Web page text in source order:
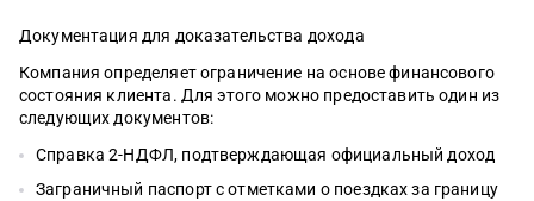
Документация для доказательства дохода
Компания определяет ограничение на основе финансового
состояния клиента. Для этого можно предоставить один из
следующих документов:
Справка 2-НДФЛ, подтверждающая официальный доход
Заграничный паспорт с отметками о поездках за границу